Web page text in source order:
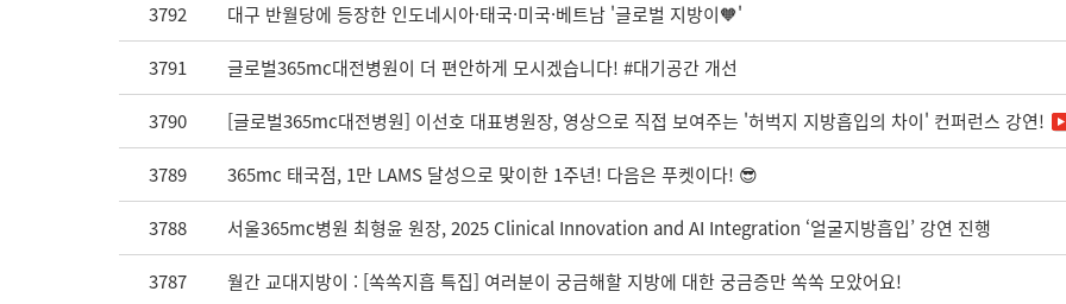
3792 대구 반월당에 등장한 인도네시아·태국·미국·베트남 '글로벌 지방이🧡'
3791 글로벌365mc대전병원이 더 편안하게 모시겠습니다! #대기공간 개선
3790 [글로벌365mc대전병원] 이선호 대표병원장, 영상으로 직접 보여주는 '허벅지 지방흡입의 차이' 컨퍼런스 강연!
3789 365mc 태국점, 1만 LAMS 달성으로 맞이한 1주년! 다음은 푸켓이다! 😎
3788 서울365mc병원 최형윤 원장, 2025 Clinical Innovation and AI Integration ‘얼굴지방흡입’ 강연 진행
3787 월간 교대지방이 : [쏙쏙지흡 특집] 여러분이 궁금해할 지방에 대한 궁금증만 쏙쏙 모았어요!